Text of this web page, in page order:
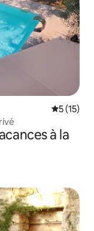
5 (15)
à la